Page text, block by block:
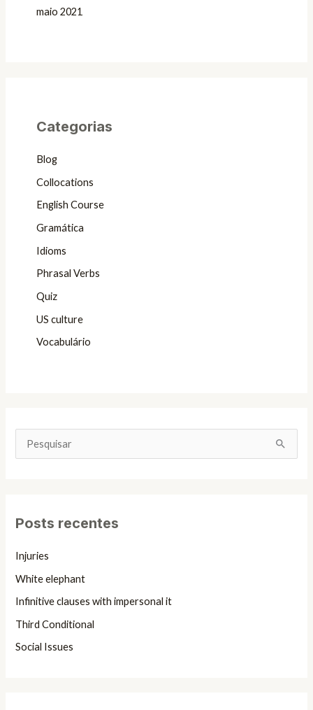
maio 2021
Categorias
Blog
Collocations
English Course
Gramática
Idioms
Phrasal Verbs
Quiz
US culture
Vocabulário
u
p
o
Posts recentes
Injuries
White elephant
Infinitive clauses with impersonal it
Third Conditional
Social Issues